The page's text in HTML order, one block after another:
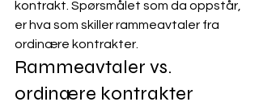
kontrakt. Spørsmålet som da oppstår,
er hva som skiller rammeavtaler fra
ordinære kontrakter.
Rammeavtaler vs.
ordinære kontrakter